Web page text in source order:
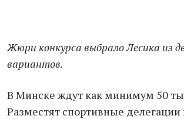
Жюри конкурса выбрало Лесика из
вариантов.
В Минске ждут как минимум 50
Разместят спортивные делегации